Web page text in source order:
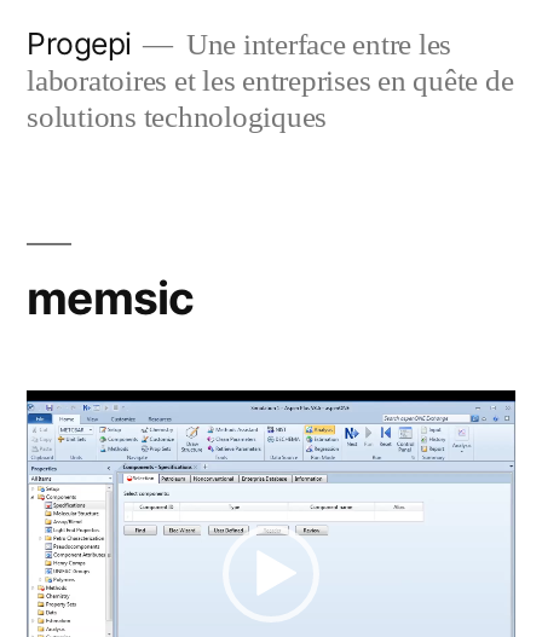
content
Progepi
Une interface entre les
laboratoires et les entreprises en quête de
solutions technologiques
memsic
Video
Player